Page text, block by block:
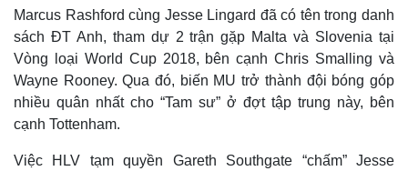
Việc làm
Biển đảo
Marcus Rashford cùng Jesse Lingard đã có tên trong danh
sách ĐT Anh, tham dự 2 trận gặp Malta và Slovenia tại
Vòng loại World Cup 2018, bên cạnh Chris Smalling và
Wayne Rooney. Qua đó, biến MU trở thành đội bóng góp
nhiều quân nhất cho “Tam sư” ở đợt tập trung này, bên
cạnh Tottenham.
Việc HLV tạm quyền Gareth Southgate “chấm” Jesse